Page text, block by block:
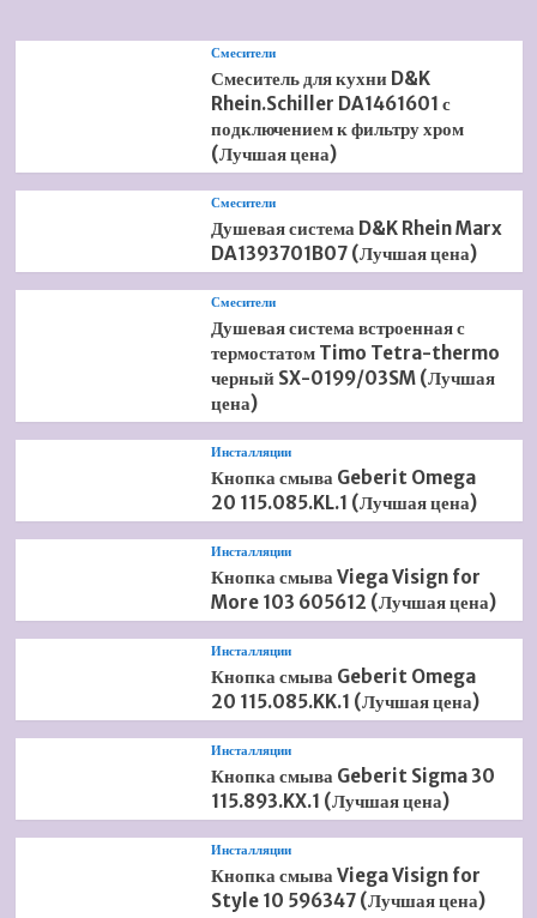
Смесители
Смеситель для кухни D&K
Rhein.Schiller DA1461601 с
подключением к фильтру хром
(Лучшая цена)
Смесители
Душевая система D&K Rhein Marx
DA1393701B07 (Лучшая цена)
Смесители
Душевая система встроенная с
термостатом Timo Tetra-thermo
черный SX-0199/03SM (Лучшая
цена)
Инсталляции
Кнопка смыва Geberit Omega
20 115.085.KL.1 (Лучшая цена)
Инсталляции
Кнопка смыва Viega Visign for
More 103 605612 (Лучшая цена)
Инсталляции
Кнопка смыва Geberit Omega
20 115.085.KK.1 (Лучшая цена)
Инсталляции
Кнопка смыва Geberit Sigma 30
115.893.KX.1 (Лучшая цена)
Инсталляции
Кнопка смыва Viega Visign for
Style 10 596347 (Лучшая цена)